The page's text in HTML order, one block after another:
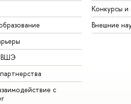
ВШЭ
с
Конкурсы и
Внешние